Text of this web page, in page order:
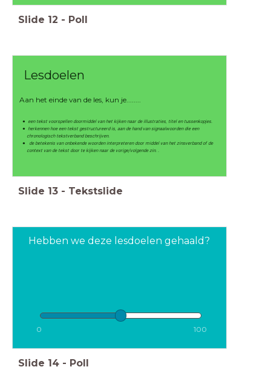
Slide 12 - Poll
een tekst voorspellen doormiddel van het kijken naar de illustraties, titel en tussenkopjes.
herkennen hoe een tekst gestructureerd is, aan de hand van signaalwoorden die een
chronologisch tekstverband beschrijven.
de betekenis van onbekende woorden interpreteren door middel van het zinsverband of de
context van de tekst door te kijken naar de vorige/volgende zin. .
Aan het einde van de les, kun je........
Lesdoelen
Slide 13 - Tekstslide
Hebben we deze lesdoelen gehaald?
0 100
Slide 14 - Poll